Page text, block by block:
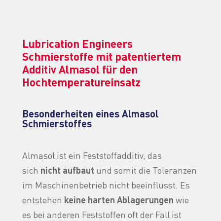
Lubrication Engineers
Schmierstoffe mit patentiertem
Additiv Almasol für den
Hochtemperatureinsatz
Besonderheiten eines Almasol
Schmierstoffes
Almasol ist ein Feststoffadditiv, das
sich nicht aufbaut und somit die Toleranzen
im Maschinenbetrieb nicht beeinflusst. Es
entstehen keine harten Ablagerungen wie
es bei anderen Feststoffen oft der Fall ist